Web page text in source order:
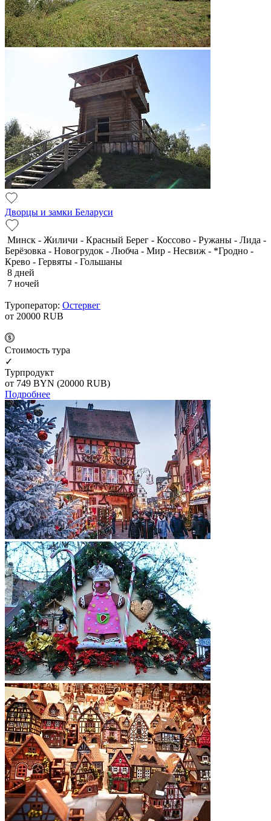
Дворцы и замки Беларуси
Минск - Жиличи - Красный Берег - Коссово - Ружаны - Лида -
Берёзовка - Новогрудок - Любча - Мир - Несвиж - *Гродно -
Крево - Гервяты - Гольшаны
8 дней
7 ночей
Туроператор: Остервег
от 20000 RUB
Cтоимость тура
✓
Турпродукт
от 749 BYN (20000 RUB)
Подробнее